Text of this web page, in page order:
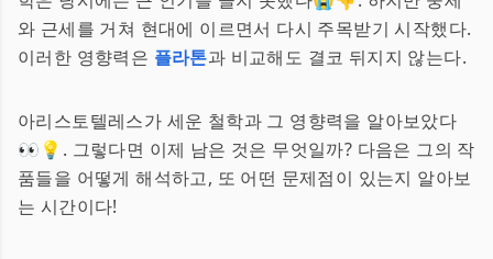
와 근세를 거쳐 현대에 이르면서 다시 주목받기 시작했다.
이러한 영향력은 플라톤과 비교해도 결코 뒤지지 않는다.
아리스토텔레스가 세운 철학과 그 영향력을 알아보았다
👀💡. 그렇다면 이제 남은 것은 무엇일까? 다음은 그의 작
품들을 어떻게 해석하고, 또 어떤 문제점이 있는지 알아보
는 시간이다!